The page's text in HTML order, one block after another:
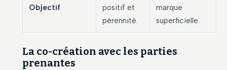
Objectif
positif et
pérennité.
marque
superficielle.
La co-création avec les parties
prenantes